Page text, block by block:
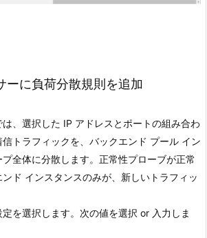
ーに負荷分散規則を追加
、選択した IP アドレスとポートの組み合わ
トラフィックを、バックエンド プール イン
全体に分散します。正常性プローブが正常
ド インスタンスのみが、新しいトラフィッ
を選択します。次の値を選択 or 入力しま